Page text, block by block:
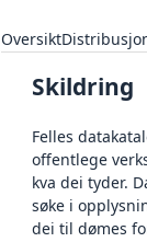
Oversikt
Skildring
Felles
offentlege
kva dei tyder.
søke i
dei til dømes